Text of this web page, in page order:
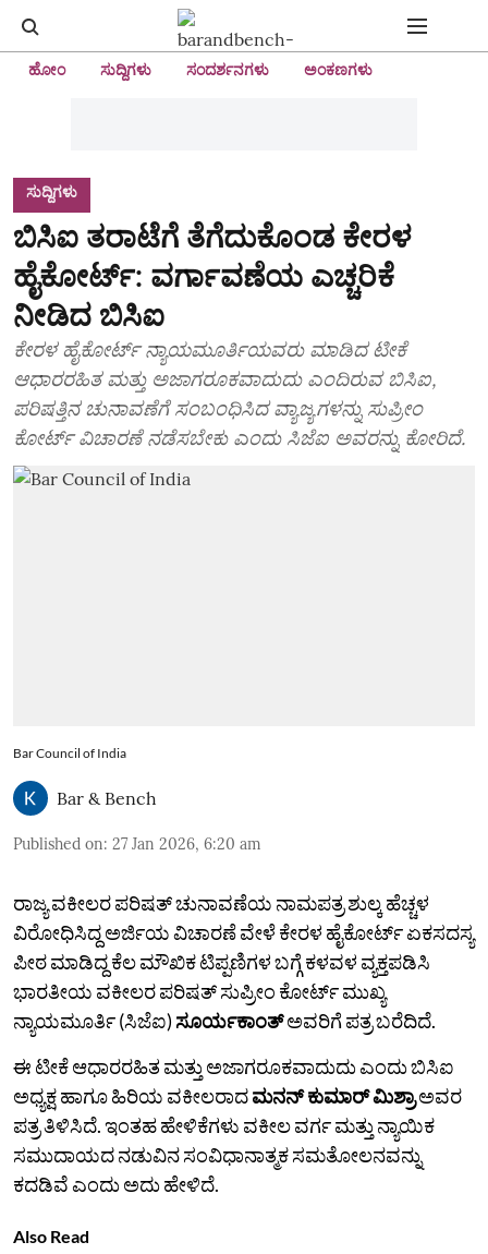
ಹೋಂ ಸುದ್ದಿಗಳು ಸಂದರ್ಶನಗಳು ಅಂಕಣಗಳು
ಸುದ್ದಿಗಳು
ಬಿಸಿಐ ತರಾಟೆಗೆ ತೆಗೆದುಕೊಂಡ ಕೇರಳ
ಹೈಕೋರ್ಟ್‌: ವರ್ಗಾವಣೆಯ ಎಚ್ಚರಿಕೆ
ನೀಡಿದ ಬಿಸಿಐ
ಕೇರಳ ಹೈಕೋರ್ಟ್ ನ್ಯಾಯಮೂರ್ತಿಯವರು ಮಾಡಿದ ಟೀಕೆ
ಆಧಾರರಹಿತ ಮತ್ತು ಅಜಾಗರೂಕವಾದುದು ಎಂದಿರುವ ಬಿಸಿಐ,
ಪರಿಷತ್ತಿನ ಚುನಾವಣೆಗೆ ಸಂಬಂಧಿಸಿದ ವ್ಯಾಜ್ಯಗಳನ್ನು ಸುಪ್ರೀಂ
ಕೋರ್ಟ್ ವಿಚಾರಣೆ ನಡೆಸಬೇಕು ಎಂದು ಸಿಜೆಐ ಅವರನ್ನು ಕೋರಿದೆ.
Bar Council of India
Bar & Bench
Published on: 27 Jan 2026, 6:20 am
ರಾಜ್ಯ ವಕೀಲರ ಪರಿಷತ್‌ ಚುನಾವಣೆಯ ನಾಮಪತ್ರ ಶುಲ್ಕ ಹೆಚ್ಚಳ
ವಿರೋಧಿಸಿದ್ದ ಅರ್ಜಿಯ ವಿಚಾರಣೆ ವೇಳೆ ಕೇರಳ ಹೈಕೋರ್ಟ್‌ ಏಕಸದಸ್ಯ
ಪೀಠ ಮಾಡಿದ್ದ ಕೆಲ ಮೌಖಿಕ ಟಿಪ್ಪಣಿಗಳ ಬಗ್ಗೆ ಕಳವಳ ವ್ಯಕ್ತಪಡಿಸಿ
ಭಾರತೀಯ ವಕೀಲರ ಪರಿಷತ್‌ ಸುಪ್ರೀಂ ಕೋರ್ಟ್‌ ಮುಖ್ಯ
ನ್ಯಾಯಮೂರ್ತಿ (ಸಿಜೆಐ) ಸೂರ್ಯಕಾಂತ್‌ಅವರಿಗೆ ಪತ್ರ ಬರೆದಿದೆ.
ಈ ಟೀಕೆ ಆಧಾರರಹಿತ ಮತ್ತು ಅಜಾಗರೂಕವಾದುದು ಎಂದು ಬಿಸಿಐ
ಅಧ್ಯಕ್ಷ ಹಾಗೂ ಹಿರಿಯ ವಕೀಲರಾದಮನನ್ ಕುಮಾರ್ ಮಿಶ್ರಾಅವರ
ಪತ್ರ ತಿಳಿಸಿದೆ. ಇಂತಹ ಹೇಳಿಕೆಗಳು ವಕೀಲ ವರ್ಗ ಮತ್ತು ನ್ಯಾಯಿಕ
ಸಮುದಾಯದ ನಡುವಿನ ಸಂವಿಧಾನಾತ್ಮಕ ಸಮತೋಲನವನ್ನು
ಕದಡಿವೆ ಎಂದು ಅದು ಹೇಳಿದೆ.
Also Read